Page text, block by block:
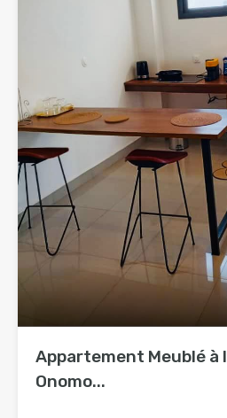
Appartement Meublé à
Onomo...